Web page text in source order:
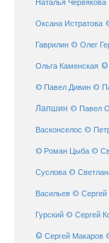
Наталья Червякова
Оксана Истратова
Гаврилин © Олег
Ольга Каменская ©
© Павел Дивин ©
Лапшин © Павел
Васконселос ©
© Роман Цыба ©
Суслова ©
Васильев © Сергей
Гурский © Сергей
© Сергей Макаров